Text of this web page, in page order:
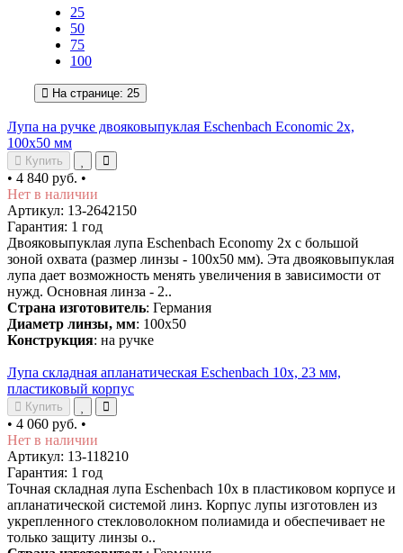
25
50
75
100
На странице: 25
Лупа на ручке двояковыпуклая Eschenbach Economic 2x,
100x50 мм
Купить
• 4 840 руб. •
Нет в наличии
Артикул: 13-2642150
Гарантия: 1 год
Двояковыпуклая лупа Eschenbach Economy 2х с большой
зоной охвата (размер линзы - 100x50 мм). Эта двояковыпуклая
лупа дает возможность менять увеличения в зависимости от
нужд. Основная линза - 2..
Страна изготовитель: Германия
Диаметр линзы, мм: 100x50
Конструкция: на ручке
Лупа складная апланатическая Eschenbach 10x, 23 мм,
пластиковый корпус
Купить
• 4 060 руб. •
Нет в наличии
Артикул: 13-118210
Гарантия: 1 год
Точная складная лупа Eschenbach 10х в пластиковом корпусе и
апланатической системой линз. Корпус лупы изготовлен из
укрепленного стекловолокном полиамида и обеспечивает не
только защиту линзы о..